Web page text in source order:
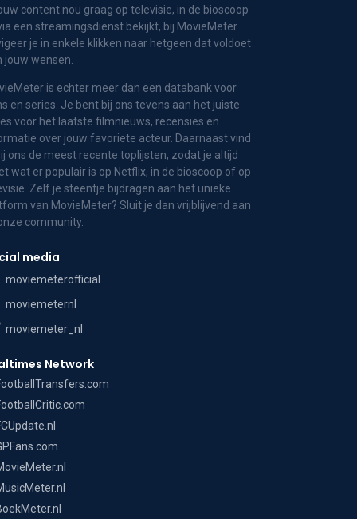
content nou graag op televisie, in de bioscoop
een streamingsdienst bekijkt, bij MovieMeter
je in enkele klikken naar hetgeen dat voldoet
jouw wensen.
is echter meer dan een databank voor
en series. Je bent bij ons tevens aan het juiste
voor het laatste filmnieuws, recensies en
over jouw favoriete acteur. Daarnaast vind
ons de meest recente toplijsten, zodat je altijd
wat er populair is op Netflix, in de bioscoop of op
Zelf je steentje bijdragen aan het unieke
van MovieMeter? Sluit je dan vrijblijvend aan
community.
media
moviemeterofficial
moviemeternl
moviemeter_nl
Network